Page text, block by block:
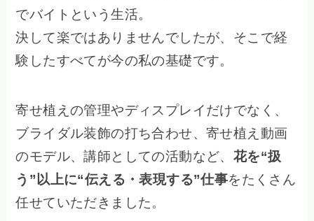
でバイトという生活。
決して楽ではありませんでしたが、そこで経
験したすべてが今の私の基礎です。
寄せ植えの管理やディスプレイだけでなく、
ブライダル装飾の打ち合わせ、寄せ植え動画
のモデル、講師としての活動など、 花を“扱
う”以上に“伝える・表現する”仕事をたくさん
任せていただきました。